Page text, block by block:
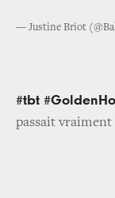
— Justine Briot
#tbt
passait